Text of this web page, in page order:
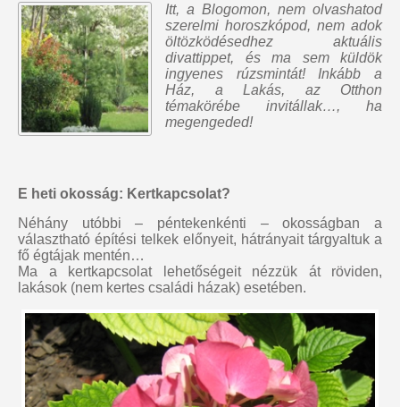
Itt, a Blogomon, nem olvashatod
szerelmi horoszkópod, nem adok
öltözködésedhez aktuális
divattippet, és ma sem küldök
ingyenes rúzsmintát! Inkább a
Ház, a Lakás, az Otthon
témakörébe invitállak…, ha
megengeded!
E heti okosság: Kertkapcsolat?
Néhány utóbbi – péntekenkénti – okosságban a
választható építési telkek előnyeit, hátrányait tárgyaltuk a
fő égtájak mentén…
Ma a kertkapcsolat lehetőségeit nézzük át röviden,
lakások (nem kertes családi házak) esetében.